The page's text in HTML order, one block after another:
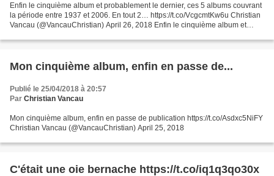
Enfin le cinquième album et probablement le dernier, ces 5 albums couvrant
la période entre 1937 et 2006. En tout 2… https://t.co/VcgcmtKw6u Christian
Vancau (@VancauChristian) April 26, 2018 Enfin le cinquième album et
Mon cinquième album, enfin en passe de...
Publié le 25/04/2018 à 20:57
Par Christian Vancau
Mon cinquième album, enfin en passe de publication https://t.co/Asdxc5NiFY
Christian Vancau (@VancauChristian) April 25, 2018
C'était une oie bernache https://t.co/iq1q3qo30x